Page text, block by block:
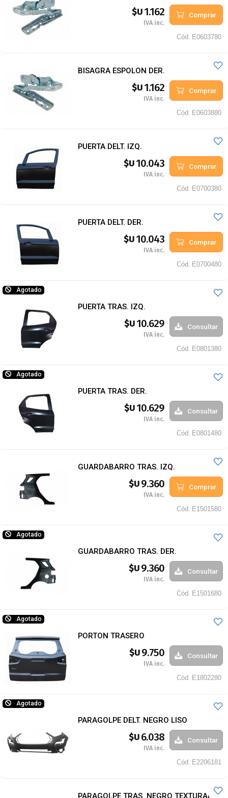
$U1.162
IVA inc.
Comprar
Cód. E0603780
BISAGRA ESPOLON DER.
$U1.162
IVA inc.
Comprar
Cód. E0603880
PUERTA DELT. IZQ.
$U10.043
IVA inc.
Comprar
Cód. E0700380
PUERTA DELT. DER.
$U10.043
IVA inc.
Comprar
Cód. E0700480
Agotado
PUERTA TRAS. IZQ.
$U10.629
IVA inc.
Consultar
Cód. E0801380
Agotado
PUERTA TRAS. DER.
$U10.629
IVA inc.
Consultar
Cód. E0801480
GUARDABARRO TRAS. IZQ.
$U9.360
IVA inc.
Comprar
Cód. E1501580
Agotado
GUARDABARRO TRAS. DER.
$U9.360
IVA inc.
Consultar
Cód. E1501680
Agotado
PORTON TRASERO
$U9.750
IVA inc.
Consultar
Cód. E1802280
Agotado
PARAGOLPE DELT. NEGRO LISO
$U6.038
IVA inc.
Consultar
Cód. E2206181
PARAGOLPE TRAS. NEGRO TEXTURADO